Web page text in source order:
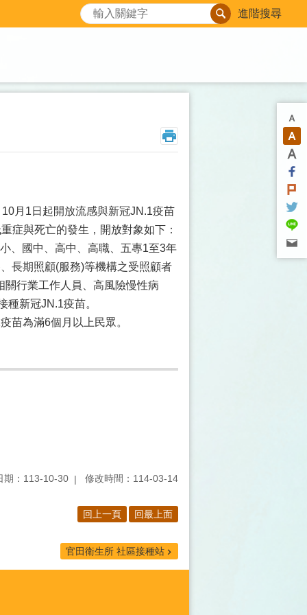
搜尋 進階搜尋
月1日起開放流感與新冠JN.1疫苗
症與死亡的發生，開放對象如下：
、國中、高中、高職、五專1至3年
長期照顧(服務)等機構之受照顧者
行業工作人員、高風險慢性病
新冠JN.1疫苗。
苗為滿6個月以上民眾。
期：113-10-30 修改時間：114-03-14
回上一頁 回最上面
官田衛生所 社區接種站